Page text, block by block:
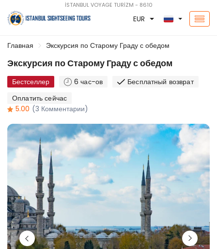
İSTANBUL VOYAGE TURİZM - 8610
EUR
Главная Экскурсия по Старому Граду с обедом
Экскурсия по Старому Граду с обедом
Бестселлер 6 час-ов
Бесплатный возврат
Оплатить сейчас
5.00 (3 Комментарии)